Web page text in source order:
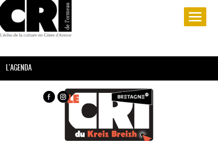
L'AGENDA